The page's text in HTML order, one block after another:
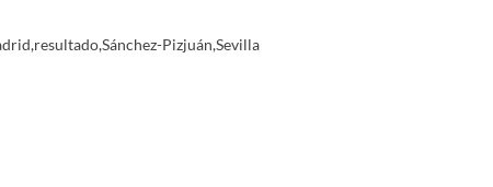
,resultado,Sánchez-Pizjuán,Sevilla